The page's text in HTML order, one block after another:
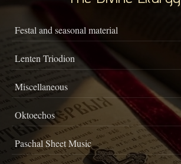
Festal and seasonal material
Lenten Triodion
Miscellaneous
Oktoechos
Paschal Sheet Music